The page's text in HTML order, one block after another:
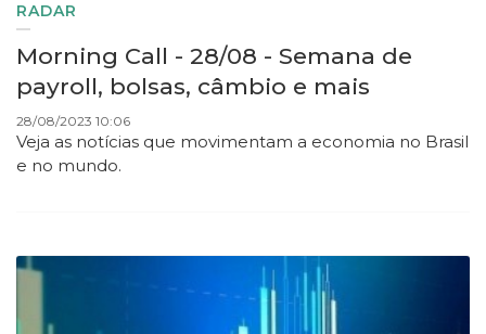
RADAR
Morning Call - 28/08 - Semana de
payroll, bolsas, câmbio e mais
28/08/2023 10:06
Veja as notícias que movimentam a economia no Brasil
e no mundo.